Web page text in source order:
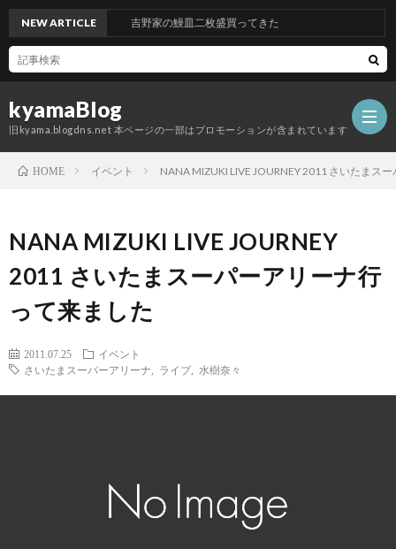
kyamaBlog
旧kyama.blogdns.net 本ページの一部はプロモーションが含まれています
NEW ARTICLE 吉野家の鰻皿二枚盛買ってきた
HOME イベント NANA MIZUKI LIVE JOURNEY 2011 さいたまス
NANA MIZUKI LIVE JOURNEY
2011 さいたまスーパーアリーナ行
って来ました
2011.07.25
イベント
さいたまスーパーアリーナ
ライブ 水樹奈々